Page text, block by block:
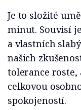
Je to složité
minut. Souvisí
a vlastních
našich
tolerance roste,
celkovou
spokojeností.